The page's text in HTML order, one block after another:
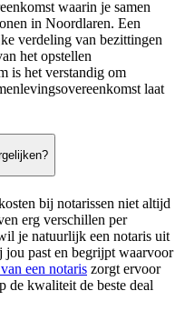
waarin je samen
in Noordlaren. Een
verdeling van bezittingen
het opstellen
is het verstandig om
laat
bij notarissen niet altijd
erg verschillen per
je natuurlijk een notaris uit
past en begrijpt waarvoor
een notaris zorgt ervoor
de kwaliteit de beste deal